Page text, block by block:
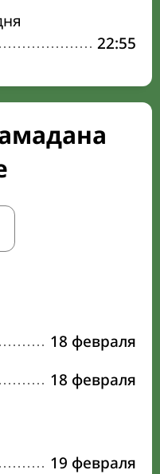
22:55
18 февраля
18 февраля
19 февраля